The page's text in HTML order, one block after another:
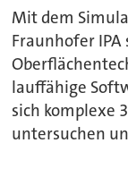
Mit dem
Fraunhofer
lauffähige
sich komplexe
untersuchen